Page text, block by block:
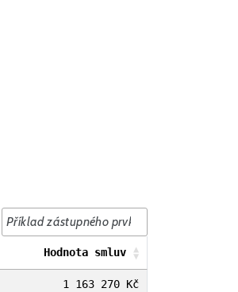
Hodnota smluv
1 163 270 Kč